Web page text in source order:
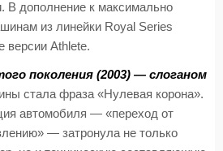
В дополнение к максимально
из линейки Royal Series
версии Athlete.
поколения (2003) — слоганом
стала фраза «Нулевая корона».
автомобиля — «переход от
— затронула не только